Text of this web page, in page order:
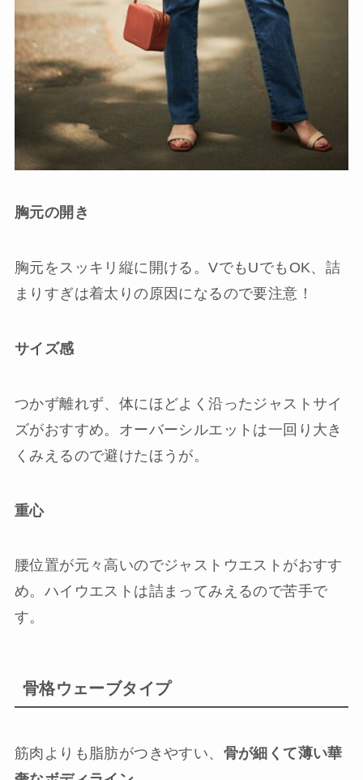
胸元の開き
胸元をスッキリ縦に開ける。VでもUでもOK、詰
まりすぎは着太りの原因になるので要注意！
サイズ感
つかず離れず、体にほどよく沿ったジャストサイ
ズがおすすめ。オーバーシルエットは一回り大き
くみえるので避けたほうが。
重心
腰位置が元々高いのでジャストウエストがおすす
め。ハイウエストは詰まってみえるので苦手で
す。
骨格ウェーブタイプ
筋肉よりも脂肪がつきやすい、 骨が細くて薄い華